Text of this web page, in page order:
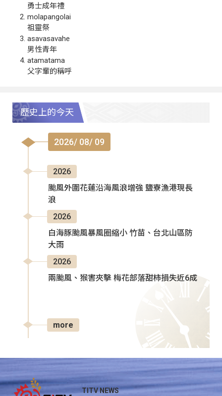
勇士成年禮
molapangolai
祖靈祭
asavasavahe
男性青年
atamatama
父字輩的稱呼
歷史上的今天
2026/ 08/ 09
2026
颱風外圍花蓮沿海風浪增強 鹽寮漁港現長
浪
2026
白海豚颱風暴風圈縮小 竹苗、台北山區防
大雨
2026
兩颱風、猴害夾擊 梅花部落甜柿損失近6成
more
TITV NEWS